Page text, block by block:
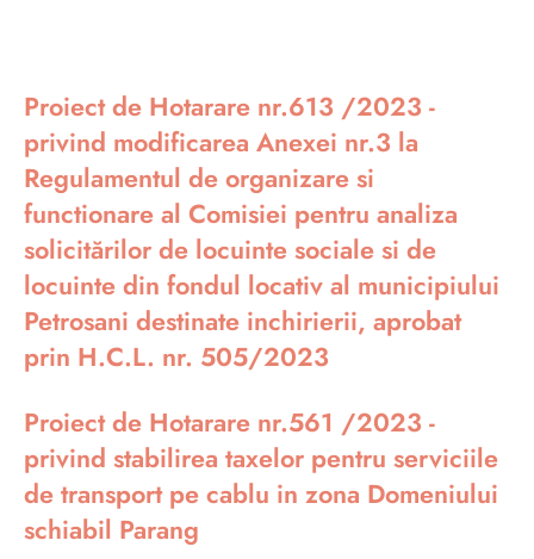
Proiect de Hotarare nr.613 /2023 -
privind modificarea Anexei nr.3 la
Regulamentul de organizare si
functionare al Comisiei pentru analiza
solicitărilor de locuinte sociale si de
locuinte din fondul locativ al municipiului
Petrosani destinate inchirierii, aprobat
prin H.C.L. nr. 505/2023
Proiect de Hotarare nr.561 /2023 -
privind stabilirea taxelor pentru serviciile
de transport pe cablu in zona Domeniului
schiabil Parang